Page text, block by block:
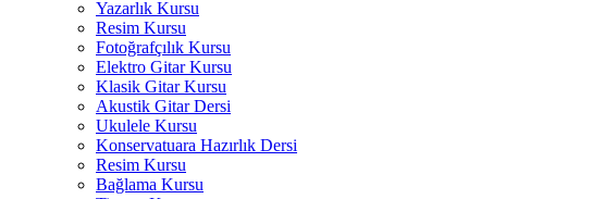
Yazarlık Kursu
Resim Kursu
Fotoğrafçılık Kursu
Elektro Gitar Kursu
Klasik Gitar Kursu
Akustik Gitar Dersi
Ukulele Kursu
Konservatuara Hazırlık Dersi
Resim Kursu
Bağlama Kursu